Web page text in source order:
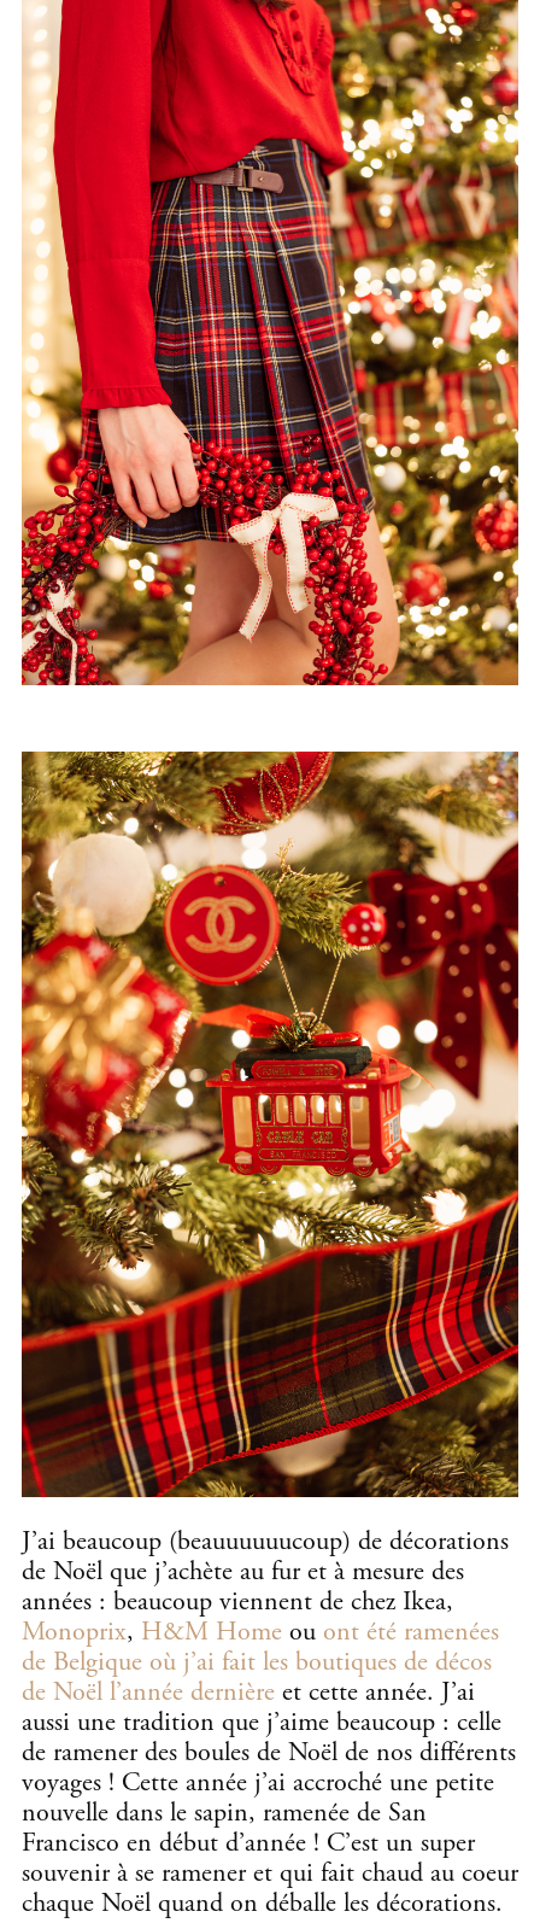
J’ai beaucoup (beauuuuuucoup) de décorations
de Noël que j’achète au fur et à mesure des
années : beaucoup viennent de chez Ikea,
Monoprix, H&M Home ou ont été ramenées
de Belgique où j’ai fait les boutiques de décos
de Noël l’année dernière et cette année. J’ai
aussi une tradition que j’aime beaucoup : celle
de ramener des boules de Noël de nos différents
voyages ! Cette année j’ai accroché une petite
nouvelle dans le sapin, ramenée de San
Francisco en début d’année ! C’est un super
souvenir à se ramener et qui fait chaud au coeur
chaque Noël quand on déballe les décorations.